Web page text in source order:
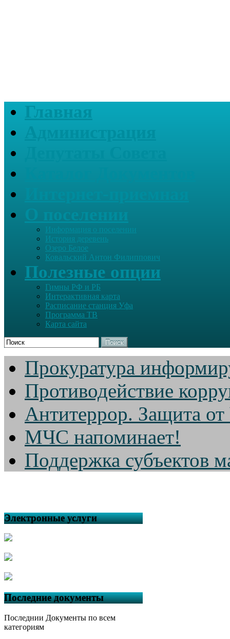
Главная
Информация о поселении
История деревень
Озеро Белое
Ковальский Антон Филиппович
Полезные опции
Гимны РФ и РБ
Интерактивная карта
Расписание станция Уфа
Программа ТВ
Карта сайта
Поиск
Прокуратура
Противодействие
Антитеррор. Защита
МЧС напоминает!
Поддержка субъектов
Электронные услуги
Последние документы
Последнии Документы по всем
категориям